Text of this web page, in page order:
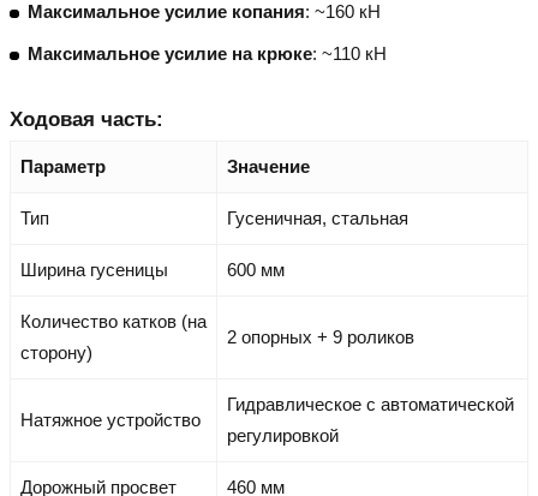
Максимальное усилие копания: ~160 кН
Максимальное усилие на крюке: ~110 кН
Ходовая часть:
Параметр Значение
Тип Гусеничная, стальная
Ширина гусеницы 600 мм
Количество катков (на
сторону)
2 опорных + 9 роликов
Натяжное устройство
Гидравлическое с автоматической
регулировкой
Дорожный просвет 460 мм